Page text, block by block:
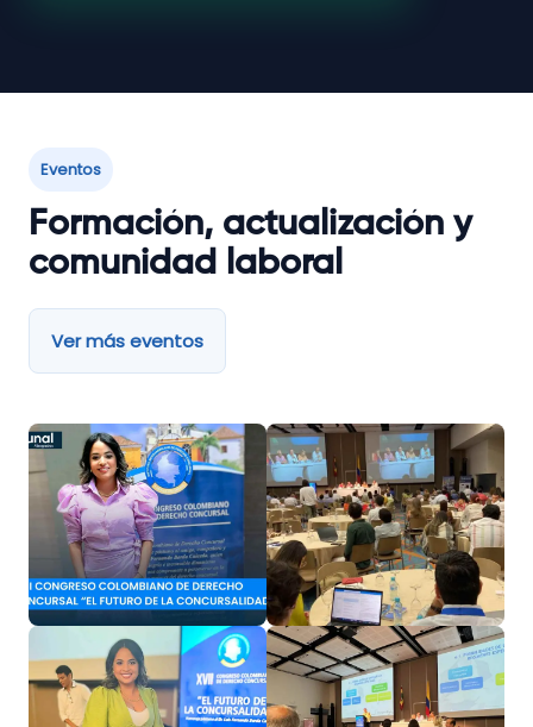
Eventos
Formación, actualización y
comunidad laboral
Ver más eventos